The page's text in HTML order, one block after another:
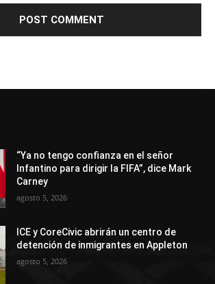
“Ya no tengo confianza en el señor
Infantino para dirigir la FIFA”, dice Mark
Carney
agosto 5, 2026
ICE y CoreCivic abrirán un centro de
detención de inmigrantes en Appleton
agosto 5, 2026